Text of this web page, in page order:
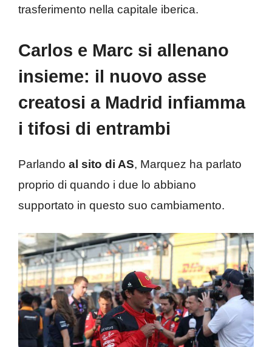
trasferimento nella capitale iberica.
Carlos e Marc si allenano
insieme: il nuovo asse
creatosi a Madrid infiamma
i tifosi di entrambi
Parlando al sito di AS, Marquez ha parlato
proprio di quando i due lo abbiano
supportato in questo suo cambiamento.